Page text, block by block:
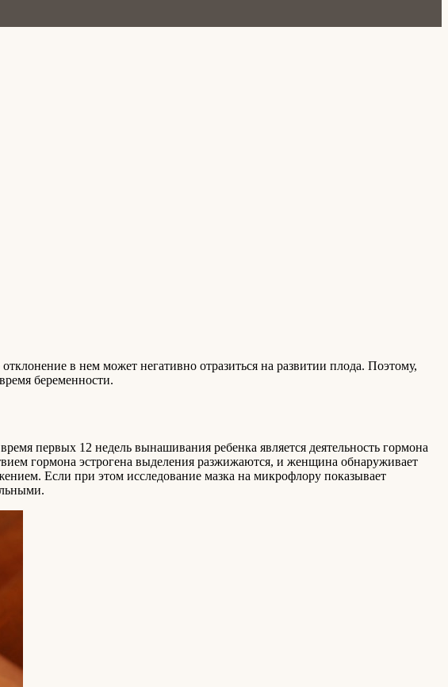
в нем может негативно отразиться на развитии плода. Поэтому,
беременности.
первых 12 недель вынашивания ребенка является деятельность гормона
гормона эстрогена выделения разжижаются, и женщина обнаруживает
Если при этом исследование мазка на микрофлору показывает